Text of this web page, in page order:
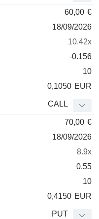
60,00 €
18/09/2026
10.42x
-0.156
10
0,1050 EUR
CALL
70,00 €
18/09/2026
8.9x
0.55
10
0,4150 EUR
PUT